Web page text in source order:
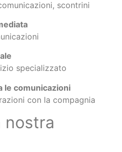
scontrini
specializzato
le comunicazioni
con la compagnia
nostra